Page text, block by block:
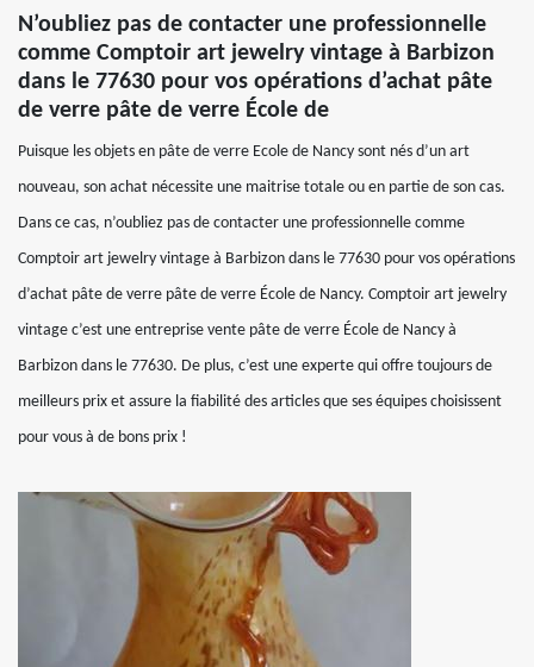
N’oubliez pas de contacter une professionnelle
comme Comptoir art jewelry vintage à Barbizon
dans le 77630 pour vos opérations d’achat pâte
de verre pâte de verre École de
Puisque les objets en pâte de verre Ecole de Nancy sont nés d’un art
nouveau, son achat nécessite une maitrise totale ou en partie de son cas.
Dans ce cas, n’oubliez pas de contacter une professionnelle comme
Comptoir art jewelry vintage à Barbizon dans le 77630 pour vos opérations
d’achat pâte de verre pâte de verre École de Nancy. Comptoir art jewelry
vintage c’est une entreprise vente pâte de verre École de Nancy à
Barbizon dans le 77630. De plus, c’est une experte qui offre toujours de
meilleurs prix et assure la fiabilité des articles que ses équipes choisissent
pour vous à de bons prix !